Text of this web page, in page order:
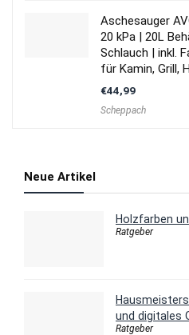
Aschesauger
20 kPa | 20L
Schlauch | inkl.
für Kamin, Grill,
€44,99
Scheppach
Neue Artikel
Holzfarben
Ratgeber
und digitales
Ratgeber